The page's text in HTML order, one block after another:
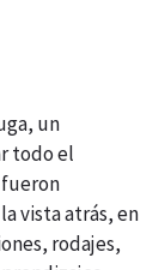
un
todo el
fueron
vista atrás, en
rodajes,